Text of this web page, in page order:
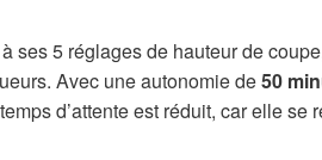
ses 5 réglages de hauteur de
Avec une autonomie de50
d’attente est réduit, car elle se